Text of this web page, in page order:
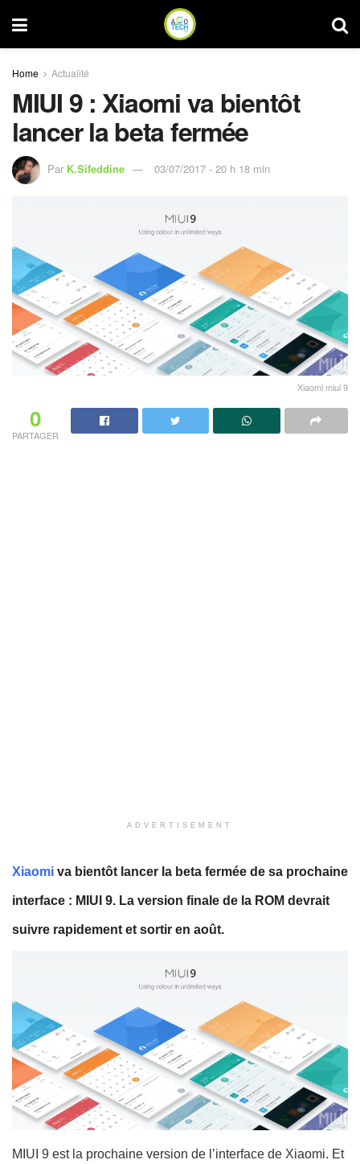
Home Actualité
MIUI 9 : Xiaomi va bientôt
lancer la beta fermée
Par K.Sifeddine 03/07/2017 - 20 h 18 min
Xiaomi miui 9
0
PARTAGER
ADVERTISEMENT
Xiaomi va bientôt lancer la beta fermée de sa prochaine
interface : MIUI 9. La version finale de la ROM devrait
suivre rapidement et sortir en août.
MIUI 9 est la prochaine version de l’interface de Xiaomi. Et